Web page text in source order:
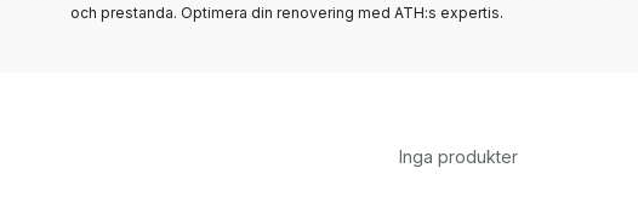
och prestanda. Optimera din renovering med ATH:s expertis.
Inga produkter